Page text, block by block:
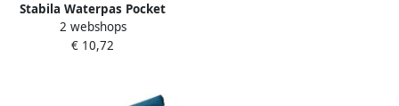
Stabila Waterpas Pocket
Electric 17775
2 webshops
€ 10,72